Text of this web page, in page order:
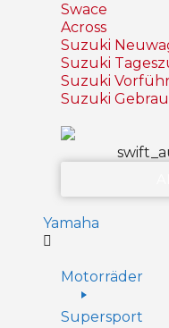
Swace
Across
Suzuki
Suzuki
Suzuki
Suzuki
Yamaha
Motorräder
Supersport